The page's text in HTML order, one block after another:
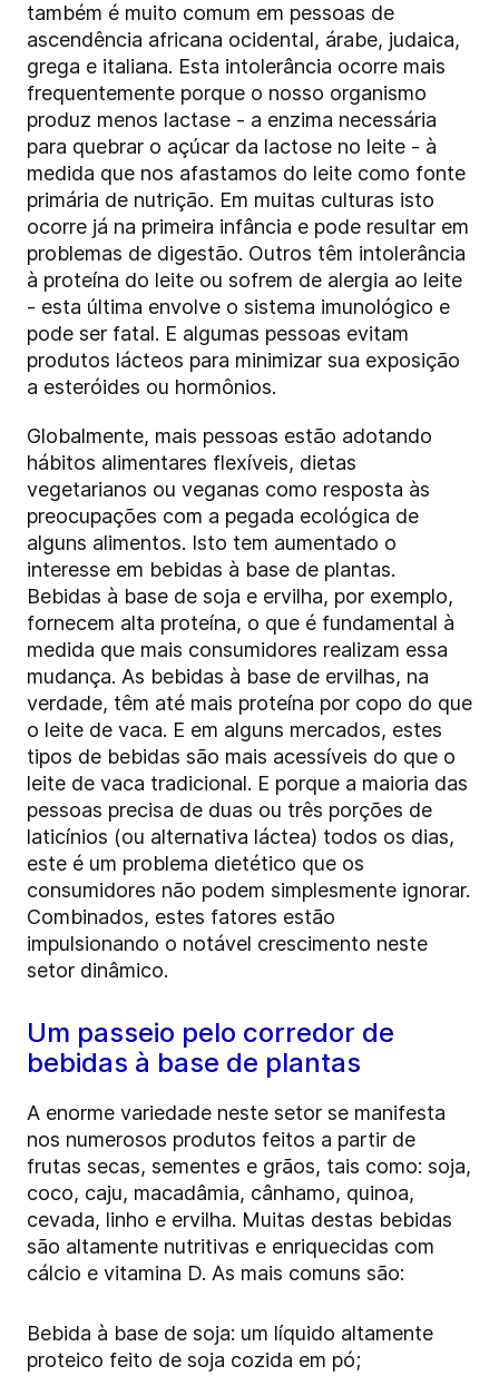
também é muito comum em pessoas de
ascendência africana ocidental, árabe, judaica,
grega e italiana. Esta intolerância ocorre mais
frequentemente porque o nosso organismo
produz menos lactase - a enzima necessária
para quebrar o açúcar da lactose no leite - à
medida que nos afastamos do leite como fonte
primária de nutrição. Em muitas culturas isto
ocorre já na primeira infância e pode resultar em
problemas de digestão. Outros têm intolerância
à proteína do leite ou sofrem de alergia ao leite
- esta última envolve o sistema imunológico e
pode ser fatal. E algumas pessoas evitam
produtos lácteos para minimizar sua exposição
a esteróides ou hormônios.
Globalmente, mais pessoas estão adotando
hábitos alimentares flexíveis, dietas
vegetarianos ou veganas como resposta às
preocupações com a pegada ecológica de
alguns alimentos. Isto tem aumentado o
interesse em bebidas à base de plantas.
Bebidas à base de soja e ervilha, por exemplo,
fornecem alta proteína, o que é fundamental à
medida que mais consumidores realizam essa
mudança. As bebidas à base de ervilhas, na
verdade, têm até mais proteína por copo do que
o leite de vaca. E em alguns mercados, estes
tipos de bebidas são mais acessíveis do que o
leite de vaca tradicional. E porque a maioria das
pessoas precisa de duas ou três porções de
laticínios (ou alternativa láctea) todos os dias,
este é um problema dietético que os
consumidores não podem simplesmente ignorar.
Combinados, estes fatores estão
impulsionando o notável crescimento neste
setor dinâmico.
Um passeio pelo corredor de
bebidas à base de plantas
A enorme variedade neste setor se manifesta
nos numerosos produtos feitos a partir de
frutas secas, sementes e grãos, tais como: soja,
coco, caju, macadâmia, cânhamo, quinoa,
cevada, linho e ervilha. Muitas destas bebidas
são altamente nutritivas e enriquecidas com
cálcio e vitamina D. As mais comuns são:
Bebida à base de soja: um líquido altamente
proteico feito de soja cozida em pó;